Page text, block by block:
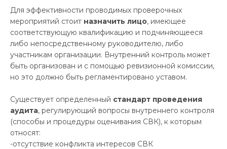
Для эффективности проводимых проверочных
мероприятий стоит назначить лицо, имеющее
соответствующую квалификацию и подчиняющееся
либо непосредственному руководителю, либо
участникам организации. Внутренний контроль может
быть организован и с помощью ревизионной комиссии,
но это должно быть регламентировано уставом.
Существует определенный стандарт проведения
аудита, регулирующий вопросы внутреннего контроля
(способы и процедуры оценивания СВК), к которым
относят:
-отсутствие конфликта интересов СВК